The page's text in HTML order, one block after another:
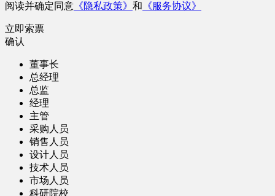
阅读并确定同意 《隐私政策》 和 《服务协议》
立即索票
确认
董事长
总经理
总监
经理
主管
采购人员
销售人员
设计人员
技术人员
市场人员
科研院校